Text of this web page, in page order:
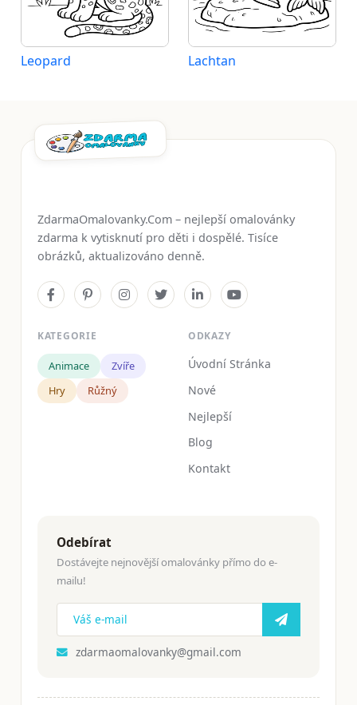
Leopard Lachtan
ZdarmaOmalovanky.Com – nejlepší omalovánky
zdarma k vytisknutí pro děti i dospělé. Tisíce
obrázků, aktualizováno denně.
KATEGORIE
Animace
Zvíře
Hry
Růžný
ODKAZY
Úvodní Stránka
Nové
Nejlepší
Blog
Kontakt
Odebírat
Dostávejte nejnovější omalovánky přímo do e-
mailu!
zdarmaomalovanky@gmail.com